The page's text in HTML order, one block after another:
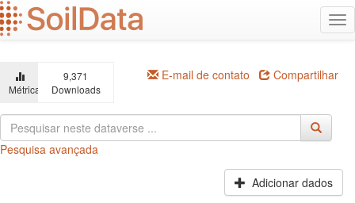
Ir
para
o
principal
Métricas
9,371
Downloads
E-mail de contato Compartilhar
Pesquisa avançada
Adicionar dados